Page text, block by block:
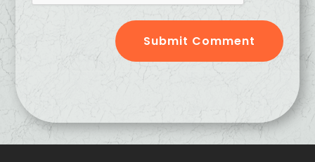
Submit Comment